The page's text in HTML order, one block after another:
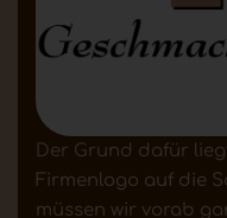
Der Grund dafür
Firmenlogo auf die
müssen wir vorab